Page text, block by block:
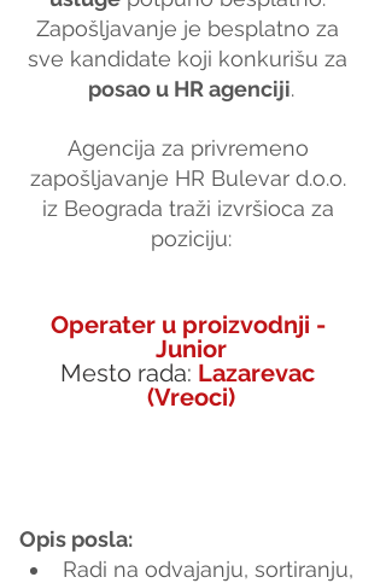
Zapošljavanje je besplatno za
sve kandidate koji konkurišu za
posao u HR agenciji.
Agencija za privremeno
zapošljavanje HR Bulevar d.o.o.
iz Beograda traži izvršioca za
poziciju:
Operater u proizvodnji -
Junior
Mesto rada: Lazarevac
(Vreoci)
Opis posla:
Radi na odvajanju, sortiranju,